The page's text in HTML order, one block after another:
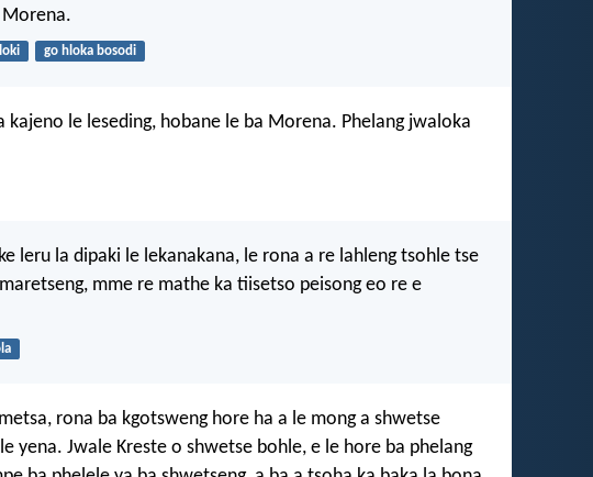
go hloka bosodi
kajeno le leseding, hobane le ba Morena. Phelang jwaloka
leru la dipaki le lekanakana, le rona a re lahleng tsohle tse
mme re mathe ka tiisetso peisong eo re e
rona ba kgotsweng hore ha a le mong a shwetse
yena. Jwale Kreste o shwetse bohle, e le hore ba phelang